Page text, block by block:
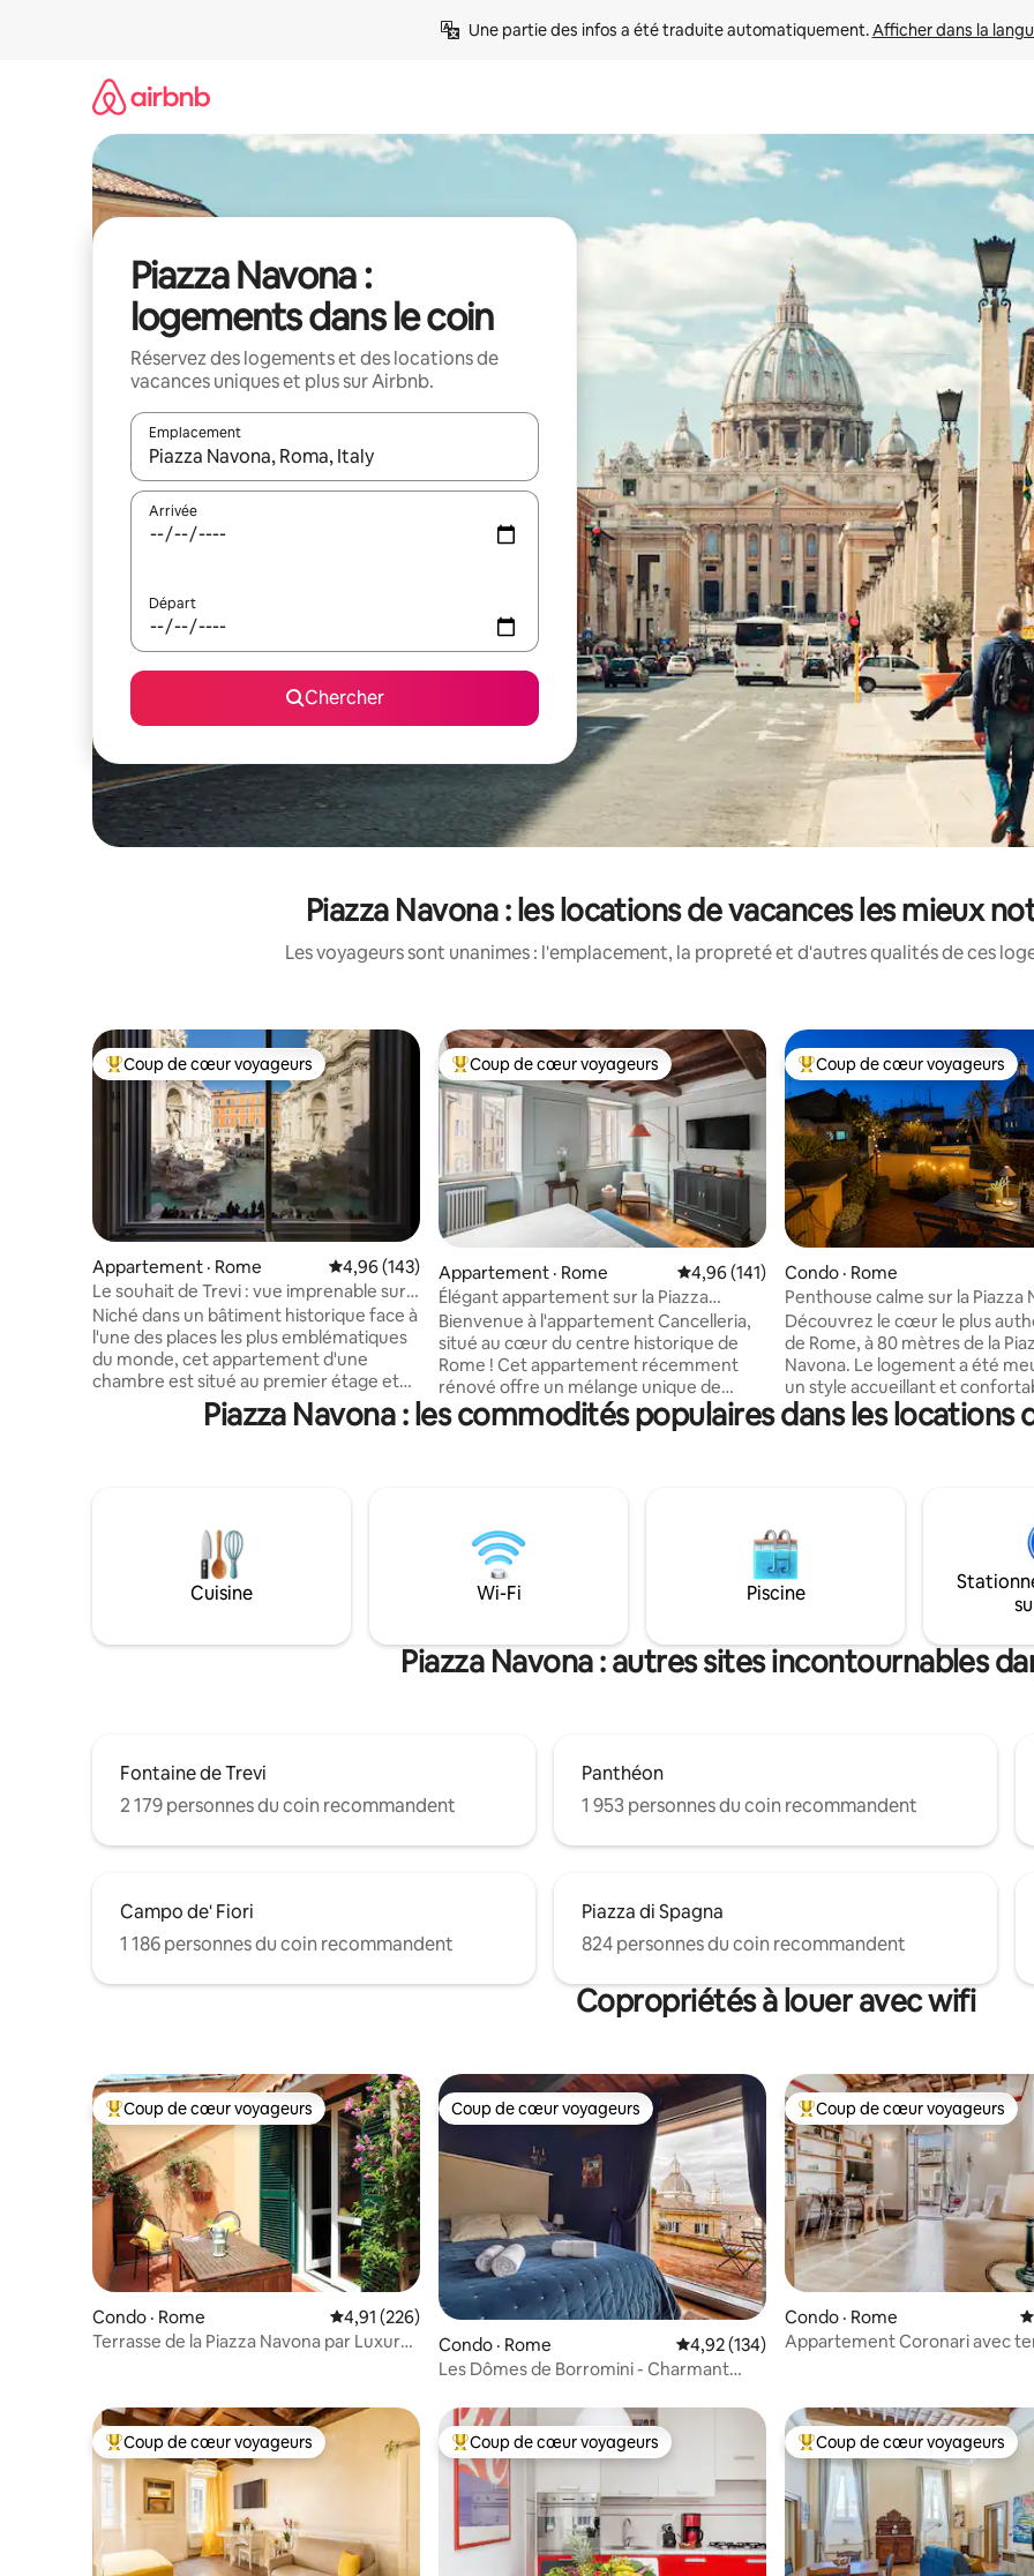
Une partie des infos a été traduite automatiquement. Afficher dans la
Piazza Navona :
logements dans le coin
Réservez des logements et des locations de
vacances uniques et plus sur Airbnb.
Emplacement
Quand les résultats sont affichés, parcourez-les en utilisant les flèches vers le haut et vers le bas, ou en appuyant
Arrivée
Départ
Chercher
Piazza Navona : les locations de vacances les mieux
Les voyageurs sont unanimes : l'emplacement, la propreté et d'autres qualités de ces
Coup de cœur voyageurs parmi les plus aimés
Coup de cœur voyageurs
Appartement · Rome Note moyenne de 4,96 sur 5, 143 commentaires
4,96 (143)
Le souhait de Trevi : vue imprenable sur
la fontaine de Trevi
Niché dans un bâtiment historique face à
l'une des places les plus emblématiques
du monde, cet appartement d'une
chambre est situé au premier étage et
dispose d'équipements modernes et
d'un patio enviable, parfait pour les
d'un système audio sans fil multi-pièces,
d'un bain à vapeur ainsi que d'une
pour jeter votre pièce et vous immerger
ville.
Coup de cœur voyageurs parmi les plus aimés
Coup de cœur voyageurs
Appartement · Rome Note moyenne de 4,96 sur 5, 141
4,96 (141)
Élégant appartement sur la Piazza
Navona - Lit king size
Bienvenue à l'appartement Cancelleria,
situé au cœur du centre historique de
Rome ! Cet appartement récemment
rénové offre un mélange unique de
confort moderne et de charme
historique. Ce que vous allez adorer : -
Entièrement rénové en 2024, avec une
décoration contemporaine haut de
gamme - Lit King Size (180x200cm) et
canapé-lit avec matelas de 20cm pour un
d'origine datant de plusieurs siècles
Coup de cœur voyageurs
Coup de cœur voyageurs
Condo · Rome
Penthouse calme sur la Piazza
3 terrasses
Découvrez le cœur le plus
de Rome, à 80 mètres de la
Navona. Le logement a été
un style accueillant et
Équipé d'une connexion
de la climatisation dans
d'un hall d'entrée, d'un salon,
cuisine, de 2 chambres, d'une
bain avec douche, d'une salle
avec baignoire et d'une demi-
bain, d'une grande terrasse,
Piazza Navona : les commodités populaires dans les locations
Cuisine Wi-Fi Piscine
Piazza Navona : autres sites incontournables
Fontaine de Trevi
2 179 personnes du coin recommandent
Panthéon
1 953 personnes du coin recommandent
Campo de' Fiori
1 186 personnes du coin recommandent
Piazza di Spagna
824 personnes du coin recommandent
Copropriétés à louer avec wifi
Coup de cœur voyageurs parmi les plus aimés
Coup de cœur voyageurs
Condo · Rome Note moyenne de 4,91 sur 5, 226 commentaires
4,91 (226)
Terrasse de la Piazza Navona par Luxury
Coup de cœur voyageurs
Coup de cœur voyageurs
Condo · Rome Note moyenne de 4,92 sur 5, 134
4,92 (134)
Les Dômes de Borromini - Charmant
Coup de cœur voyageurs
Coup de cœur voyageurs
Condo · Rome
Appartement Coronari avec
Coup de cœur voyageurs parmi les plus aimés
Coup de cœur voyageurs Coup de cœur voyageurs parmi les plus aimés
Coup de cœur voyageurs Coup de cœur voyageurs
Coup de cœur voyageurs